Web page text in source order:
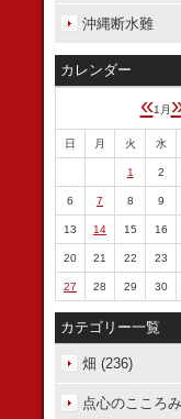
沖縄断水難
カレンダー
«1月
日 月 火 水
1 2
6 7 8 9
13 14 15 16
20 21 22 23
27 28 29 30
カテゴリー一覧
畑 (236)
点心のこころ